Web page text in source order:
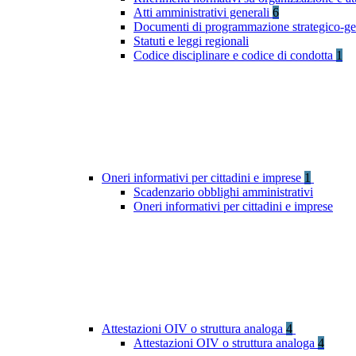
Atti amministrativi generali 6
Documenti di programmazione strategico-
Statuti e leggi regionali
Codice disciplinare e codice di condotta 1
Oneri informativi per cittadini e imprese 1
Scadenzario obblighi amministrativi
Oneri informativi per cittadini e imprese
Attestazioni OIV o struttura analoga 4
Attestazioni OIV o struttura analoga 4